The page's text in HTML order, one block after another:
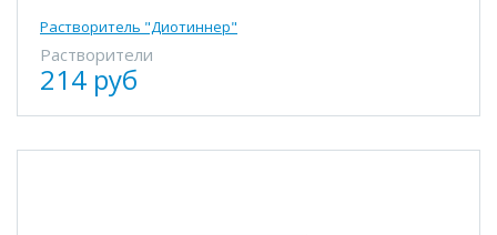
Растворитель "Диотиннер"
Растворители
214 руб